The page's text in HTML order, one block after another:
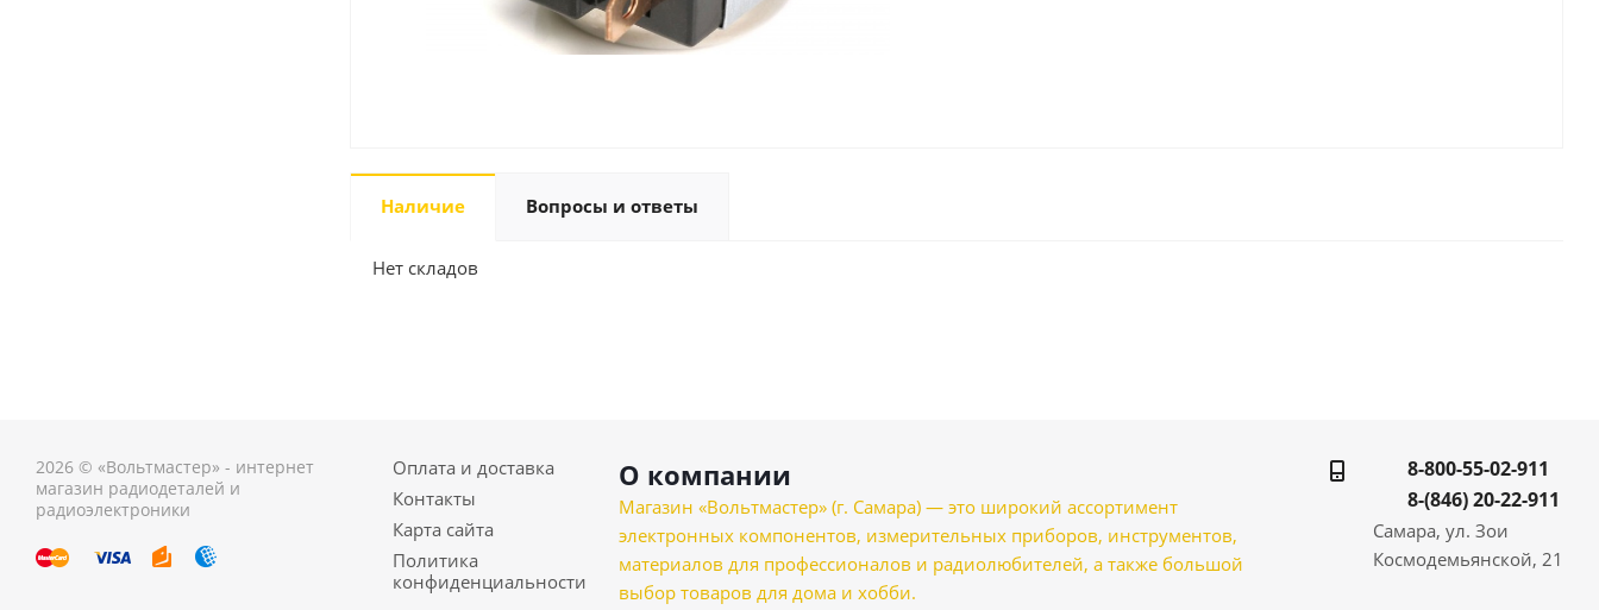
Наличие Вопросы и ответы
Нет складов
2026 © «Вольтмастер» - интернет
магазин радиодеталей и
радиоэлектроники
Оплата и доставка
Контакты
Карта сайта
Политика
конфиденциальности
О компании
Магазин «Вольтмастер» (г. Самара) — это широкий ассортимент
электронных компонентов, измерительных приборов, инструментов,
материалов для профессионалов и радиолюбителей, а также большой
выбор товаров для дома и хобби.
8-800-55-02-911
8-(846) 20-22-911
Самара, ул. Зои
Космодемьянской, 21